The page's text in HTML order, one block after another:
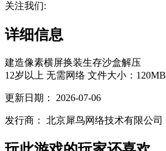
关注我们:
详细信息
建造像素横屏换装生存沙盒解压
12岁以上 无需网络 文件大小：120MB
更新日期： 2026-07-06
发行商： 北京犀鸟网络技术有限公司